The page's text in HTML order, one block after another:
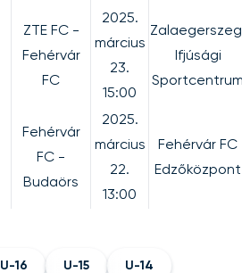
ZTE FC -
Fehérvár
FC
2025.
március
23.
15:00
Ifjúsági
Fehérvár
FC -
Budaörs
2025.
március
22.
13:00
Fehérvár FC
Edzőközpont
U-16 U-15 U-14